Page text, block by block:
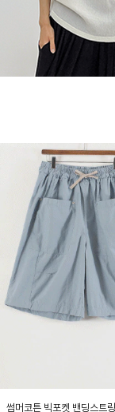
썸머코튼 빅포켓 밴딩스트